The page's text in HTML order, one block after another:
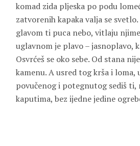
komad zida pljeska po podu
zatvorenih kapaka valja se
glavom ti puca nebo, vitlaju
uglavnom je plavo – jasnoplavo,
Osvrćeš se oko sebe. Od stana
kamenu. A usred tog krša i loma,
povučenog i potegnutog sediš ti,
kaputima, bez ijedne jedine